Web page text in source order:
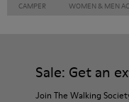
CAMPER WOMEN & MEN
Sale: Get an
Join The Walking